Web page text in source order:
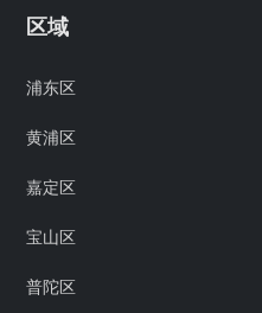
区域
浦东区
黄浦区
嘉定区
宝山区
普陀区